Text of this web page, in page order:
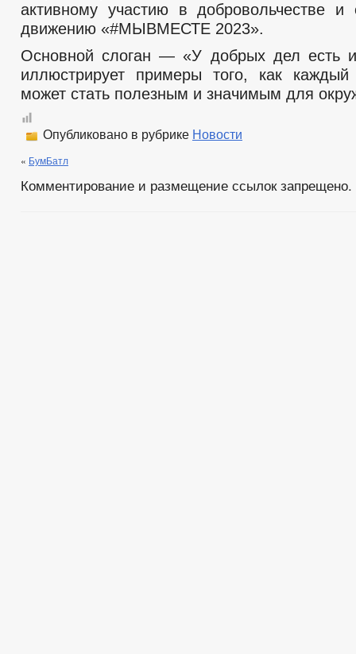
активному участию в добровольчестве и
движению «#МЫВМЕСТЕ 2023».
Основной слоган — «У добрых дел есть
иллюстрирует примеры того, как каждый
может стать полезным и значимым для
Опубликовано в рубрике Новости
« БумБатл
Комментирование и размещение ссылок запрещено.